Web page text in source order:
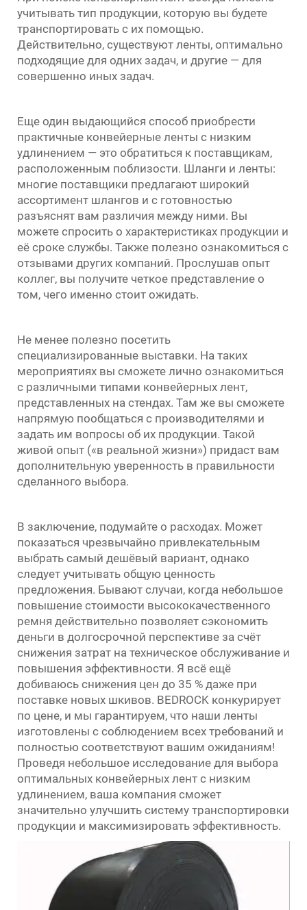
учитывать тип продукции, которую вы будете
транспортировать с их помощью.
Действительно, существуют ленты, оптимально
подходящие для одних задач, и другие — для
совершенно иных задач.
Еще один выдающийся способ приобрести
практичные конвейерные ленты с низким
удлинением — это обратиться к поставщикам,
расположенным поблизости. Шланги и ленты:
многие поставщики предлагают широкий
ассортимент шлангов и с готовностью
разъяснят вам различия между ними. Вы
можете спросить о характеристиках продукции и
её сроке службы. Также полезно ознакомиться с
отзывами других компаний. Прослушав опыт
коллег, вы получите четкое представление о
том, чего именно стоит ожидать.
Не менее полезно посетить
специализированные выставки. На таких
мероприятиях вы сможете лично ознакомиться
с различными типами конвейерных лент,
представленных на стендах. Там же вы сможете
напрямую пообщаться с производителями и
задать им вопросы об их продукции. Такой
живой опыт («в реальной жизни») придаст вам
дополнительную уверенность в правильности
сделанного выбора.
В заключение, подумайте о расходах. Может
показаться чрезвычайно привлекательным
выбрать самый дешёвый вариант, однако
следует учитывать общую ценность
предложения. Бывают случаи, когда небольшое
повышение стоимости высококачественного
ремня действительно позволяет сэкономить
деньги в долгосрочной перспективе за счёт
снижения затрат на техническое обслуживание и
повышения эффективности. Я всё ещё
добиваюсь снижения цен до 35 % даже при
поставке новых шкивов. BEDROCK конкурирует
по цене, и мы гарантируем, что наши ленты
изготовлены с соблюдением всех требований и
полностью соответствуют вашим ожиданиям!
Проведя небольшое исследование для выбора
оптимальных конвейерных лент с низким
удлинением, ваша компания сможет
значительно улучшить систему транспортировки
продукции и максимизировать эффективность.